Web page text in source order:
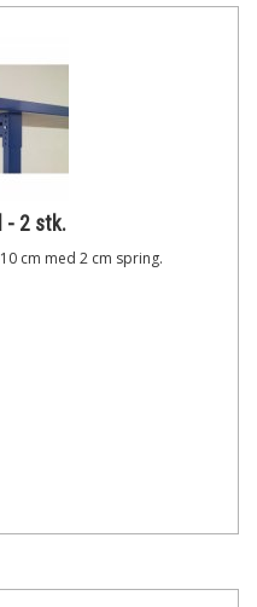
- 2 stk.
cm med 2 cm spring.